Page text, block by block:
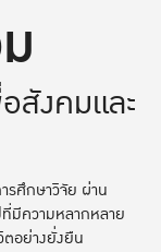
สังคมและ
รศึกษาวิจัย ผ่าน
มีความหลากหลาย
อย่างยั่งยืน